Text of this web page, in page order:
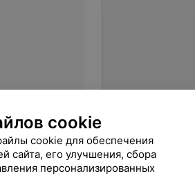
cookie
cookie для обеспечения
сайта, его улучшения, сбора
персонализированных